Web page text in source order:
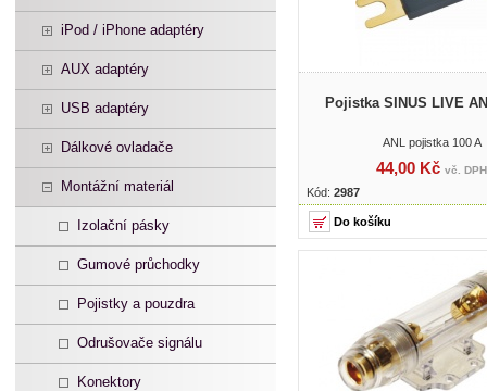
iPod / iPhone adaptéry
AUX adaptéry
USB adaptéry
Dálkové ovladače
Montážní materiál
Izolační pásky
Gumové průchodky
Pojistky a pouzdra
Odrušovače signálu
Konektory
Pojistka SINUS LIVE
ANL pojistka 100 A
44,00 Kč vč. DPH
Kód: 2987